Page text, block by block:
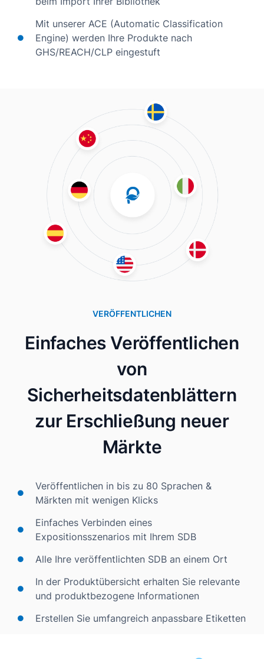
Mit unserer ACE (Automatic Classification
Engine) werden Ihre Produkte nach
GHS/REACH/CLP eingestuft
VERÖFFENTLICHEN
Einfaches Veröffentlichen
von
Sicherheitsdatenblättern
zur Erschließung neuer
Märkte
Veröffentlichen in bis zu 80 Sprachen &
Märkten mit wenigen Klicks
Einfaches Verbinden eines
Expositionsszenarios mit Ihrem SDB
Alle Ihre veröffentlichten SDB an einem Ort
In der Produktübersicht erhalten Sie relevante
und produktbezogene Informationen
Erstellen Sie umfangreich anpassbare Etiketten